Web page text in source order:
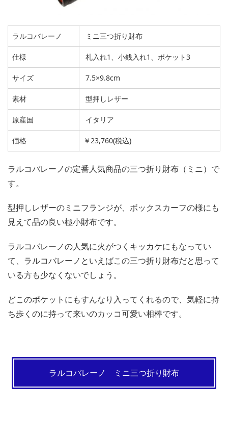
ラルコバレーノ ミニ三つ折り財布
仕様 札入れ1、小銭入れ1、ポケット3
サイズ 7.5×9.8cm
素材 型押しレザー
原産国 イタリア
価格 ￥23,760(税込)
ラルコバレーノの定番人気商品の三つ折り財布（ミニ）で
す。
型押しレザーのミニフランジが、ボックスカーフの様にも
見えて品の良い極小財布です。
ラルコバレーノの人気に火がつくキッカケにもなってい
て、ラルコバレーノといえばこの三つ折り財布だと思って
いる方も少なくないでしょう。
どこのポケットにもすんなり入ってくれるので、気軽に持
ち歩くのに持って来いのカッコ可愛い相棒です。
ラルコバレーノ ミニ三つ折り財布